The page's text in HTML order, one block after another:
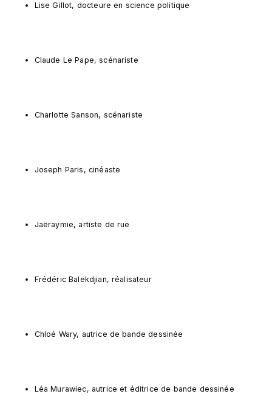
Lise Gillot, docteure en science politique
Claude Le Pape, scénariste
Charlotte Sanson, scénariste
Joseph Paris, cinéaste
Jaëraymie, artiste de rue
Frédéric Balekdjian, réalisateur
Chloé Wary, autrice de bande dessinée
Léa Murawiec, autrice et éditrice de bande dessinée